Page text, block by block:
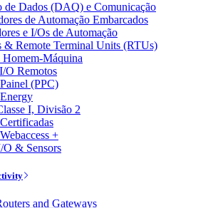
de Dados (DAQ) e Comunicação
de Automação Embarcados
e I/Os de Automação
& Remote Terminal Units (RTUs)
Homem-Máquina
O Remotos
(PPC)
I, Divisão 2
+
O & Sensors
and Gateways